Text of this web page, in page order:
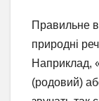
Правильне
природні
Наприклад,
(родовий)